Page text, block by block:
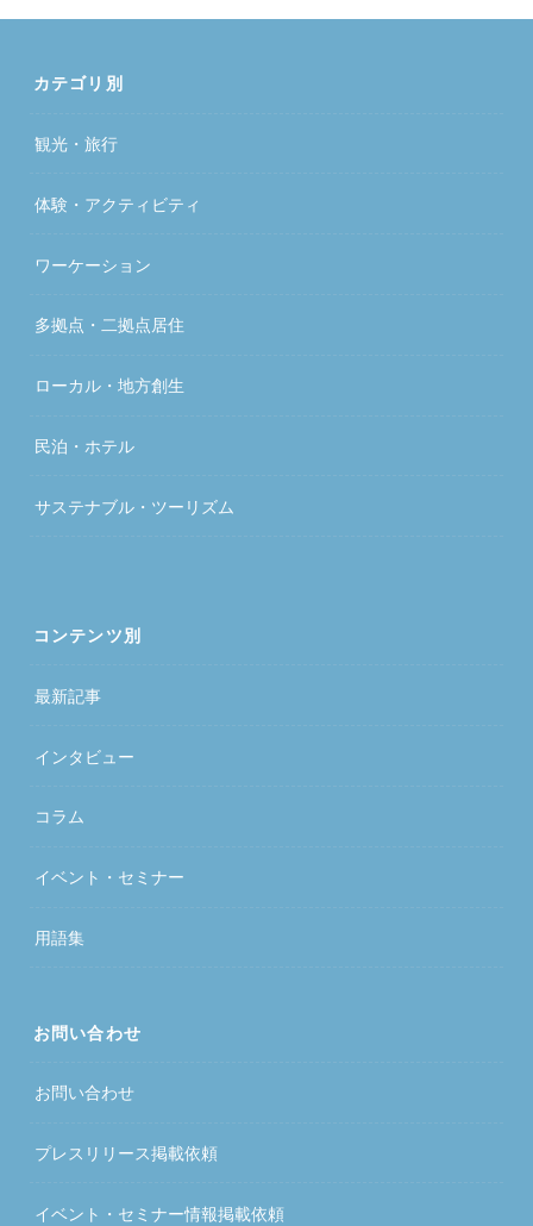
カテゴリ別
観光・旅行
体験・アクティビティ
ワーケーション
多拠点・二拠点居住
ローカル・地方創生
民泊・ホテル
サステナブル・ツーリズム
コンテンツ別
最新記事
インタビュー
コラム
イベント・セミナー
用語集
お問い合わせ
お問い合わせ
プレスリリース掲載依頼
イベント・セミナー情報掲載依頼